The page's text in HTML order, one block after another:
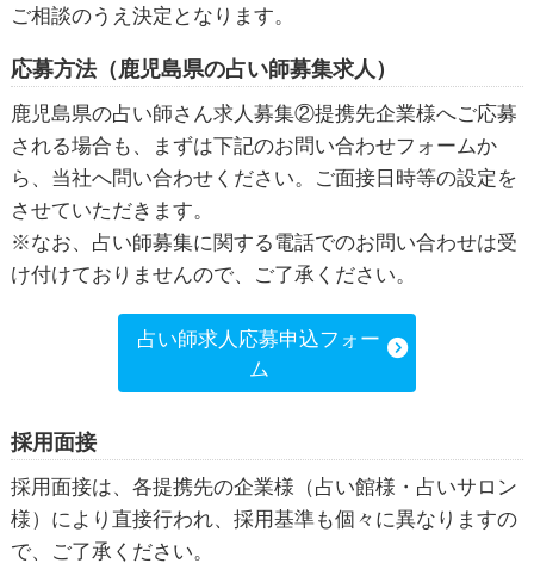
ご相談のうえ決定となります。
応募方法（鹿児島県の占い師募集求人）
鹿児島県の占い師さん求人募集②提携先企業様へご応募
される場合も、まずは下記のお問い合わせフォームか
ら、当社へ問い合わせください。ご面接日時等の設定を
させていただきます。
※なお、占い師募集に関する電話でのお問い合わせは受
け付けておりませんので、ご了承ください。
占い師求人応募申込フォー
ム
採用面接
採用面接は、各提携先の企業様（占い館様・占いサロン
様）により直接行われ、採用基準も個々に異なりますの
で、ご了承ください。